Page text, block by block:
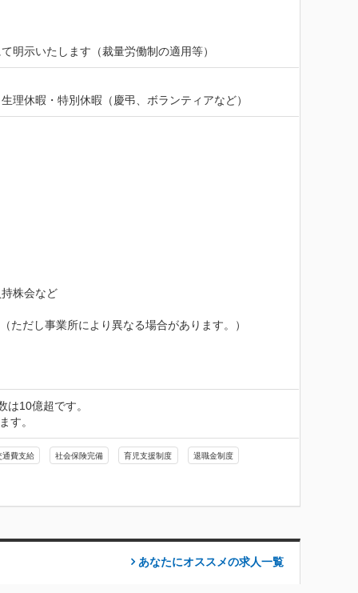
明示いたします（裁量労働制の適用等）
理休暇・特別休暇（慶弔、ボランティアなど）
株会など
だし事業所により異なる場合があります。）
10億超です。
す。
通費支給 社会保険完備 育児支援制度 退職金制度
あなたにオススメの求人一覧